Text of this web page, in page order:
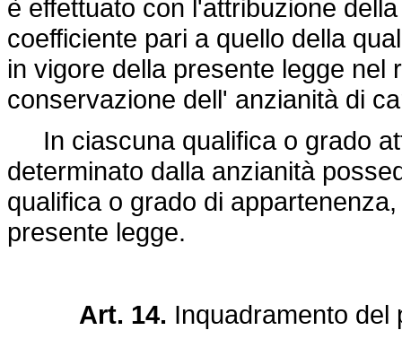
è effettuato con l'attribuzione
coefficiente pari a quello della
in vigore della presente legge nel
conservazione dell' anzianità di
In ciascuna qualifica o grado
determinato dalla anzianità
qualifica o grado di
presente legge.
Art. 14. Inquadramento del